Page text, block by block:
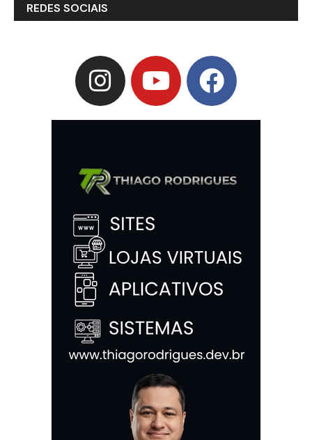
REDES SOCIAIS